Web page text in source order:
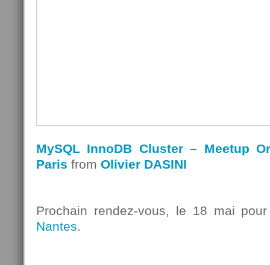
MySQL InnoDB Cluster – Meetup
Paris from Olivier DASINI
Prochain rendez-vous, le 18 mai
Nantes.